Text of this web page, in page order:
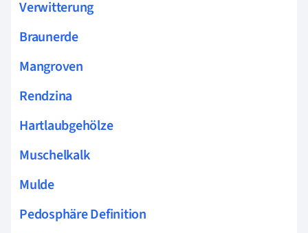
Verwitterung
Braunerde
Mangroven
Rendzina
Hartlaubgehölze
Muschelkalk
Mulde
Pedosphäre Definition